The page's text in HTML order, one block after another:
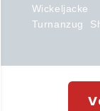
Wickeljacke
Turnanzug